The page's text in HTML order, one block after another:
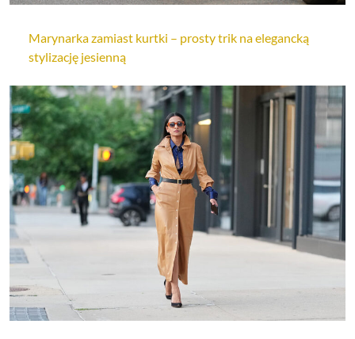
Marynarka zamiast kurtki – prosty trik na elegancką
stylizację jesienną